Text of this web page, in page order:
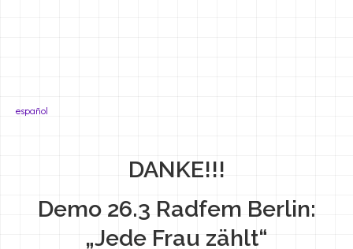
español
DANKE!!!
Demo 26.3 Radfem Berlin:
„Jede Frau zählt“